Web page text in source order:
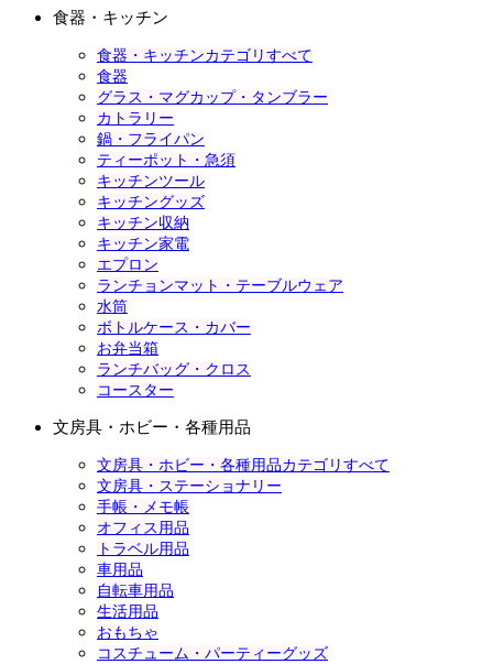
食器・キッチン
食器・キッチンカテゴリすべて
食器
グラス・マグカップ・タンブラー
カトラリー
鍋・フライパン
ティーポット・急須
キッチンツール
キッチングッズ
キッチン収納
キッチン家電
エプロン
ランチョンマット・テーブルウェア
水筒
ボトルケース・カバー
お弁当箱
ランチバッグ・クロス
コースター
文房具・ホビー・各種用品
文房具・ホビー・各種用品カテゴリすべて
文房具・ステーショナリー
手帳・メモ帳
オフィス用品
トラベル用品
車用品
自転車用品
生活用品
おもちゃ
コスチューム・パーティーグッズ